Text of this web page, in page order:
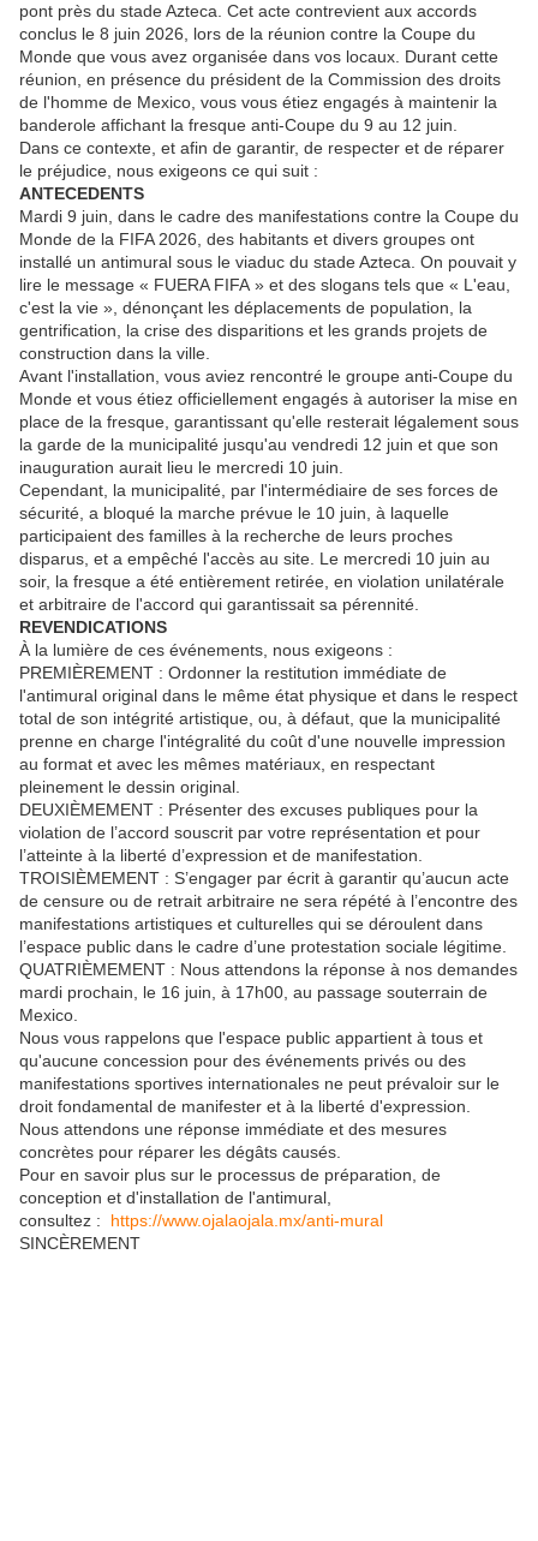
pont près du stade Azteca. Cet acte contrevient aux accords
conclus le 8 juin 2026, lors de la réunion contre la Coupe du
Monde que vous avez organisée dans vos locaux. Durant cette
réunion, en présence du président de la Commission des droits
de l'homme de Mexico, vous vous étiez engagés à maintenir la
banderole affichant la fresque anti-Coupe du 9 au 12 juin.
Dans ce contexte, et afin de garantir, de respecter et de réparer
le préjudice, nous exigeons ce qui suit :
ANTECEDENTS
Mardi 9 juin, dans le cadre des manifestations contre la Coupe du
Monde de la FIFA 2026, des habitants et divers groupes ont
installé un antimural sous le viaduc du stade Azteca. On pouvait y
lire le message « FUERA FIFA » et des slogans tels que « L'eau,
c'est la vie », dénonçant les déplacements de population, la
gentrification, la crise des disparitions et les grands projets de
construction dans la ville.
Avant l'installation, vous aviez rencontré le groupe anti-Coupe du
Monde et vous étiez officiellement engagés à autoriser la mise en
place de la fresque, garantissant qu'elle resterait légalement sous
la garde de la municipalité jusqu'au vendredi 12 juin et que son
inauguration aurait lieu le mercredi 10 juin.
Cependant, la municipalité, par l'intermédiaire de ses forces de
sécurité, a bloqué la marche prévue le 10 juin, à laquelle
participaient des familles à la recherche de leurs proches
disparus, et a empêché l'accès au site. Le mercredi 10 juin au
soir, la fresque a été entièrement retirée, en violation unilatérale
et arbitraire de l'accord qui garantissait sa pérennité.
REVENDICATIONS
À la lumière de ces événements, nous exigeons :
PREMIÈREMENT : Ordonner la restitution immédiate de
l'antimural original dans le même état physique et dans le respect
total de son intégrité artistique, ou, à défaut, que la municipalité
prenne en charge l'intégralité du coût d'une nouvelle impression
au format et avec les mêmes matériaux, en respectant
pleinement le dessin original.
DEUXIÈMEMENT : Présenter des excuses publiques pour la
violation de l’accord souscrit par votre représentation et pour
l’atteinte à la liberté d’expression et de manifestation.
TROISIÈMEMENT : S’engager par écrit à garantir qu’aucun acte
de censure ou de retrait arbitraire ne sera répété à l’encontre des
manifestations artistiques et culturelles qui se déroulent dans
l’espace public dans le cadre d’une protestation sociale légitime.
QUATRIÈMEMENT : Nous attendons la réponse à nos demandes
mardi prochain, le 16 juin, à 17h00, au passage souterrain de
Mexico.
Nous vous rappelons que l'espace public appartient à tous et
qu'aucune concession pour des événements privés ou des
manifestations sportives internationales ne peut prévaloir sur le
droit fondamental de manifester et à la liberté d'expression.
Nous attendons une réponse immédiate et des mesures
concrètes pour réparer les dégâts causés.
Pour en savoir plus sur le processus de préparation, de
conception et d'installation de l'antimural,
consultez :
https://www.ojalaojala.mx/anti-mural
SINCÈREMENT